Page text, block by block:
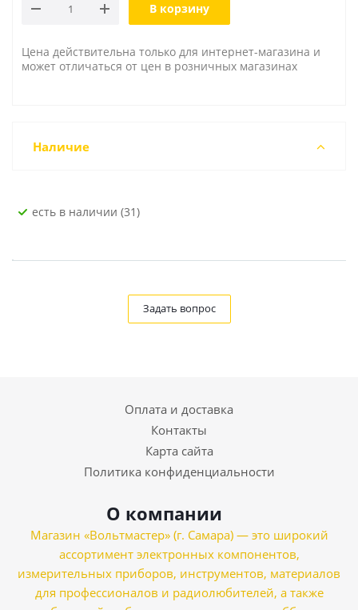
В корзину
Цена действительна только для интернет-магазина и
может отличаться от цен в розничных магазинах
Наличие
Есть в наличии (31)
Задать вопрос
Оплата и доставка
Контакты
Карта сайта
Политика конфиденциальности
О компании
Магазин «Вольтмастер» (г. Самара) — это широкий
ассортимент электронных компонентов,
измерительных приборов, инструментов, материалов
для профессионалов и радиолюбителей, а также